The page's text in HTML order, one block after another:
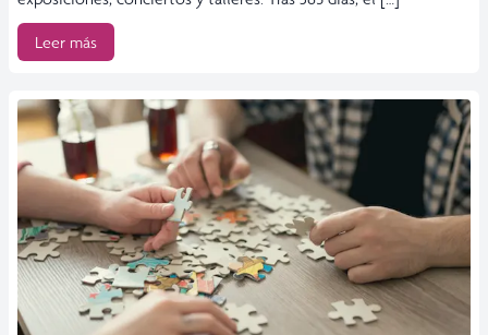
Leer más